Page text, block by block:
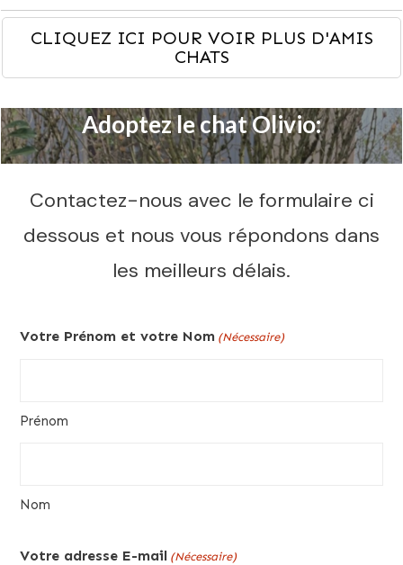
CLIQUEZ ICI POUR VOIR PLUS D'AMIS
CHATS
Adoptez le chat Olivio:
Contactez-nous avec le formulaire ci
dessous et nous vous répondons dans
les meilleurs délais.
Votre Prénom et votre Nom (Nécessaire)
Prénom
Nom
Votre adresse E-mail (Nécessaire)